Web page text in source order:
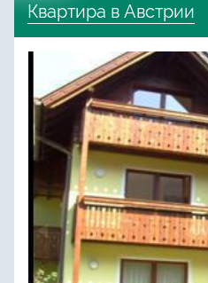
Квартира в Австрии